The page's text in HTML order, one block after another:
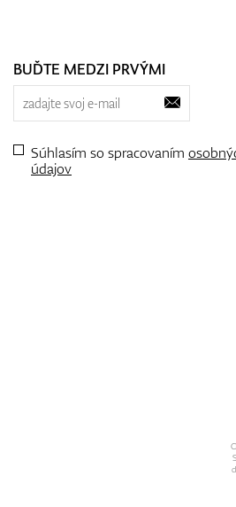
BUĎTE MEDZI PRVÝMI
Súhlasím so spracovaním
údajov